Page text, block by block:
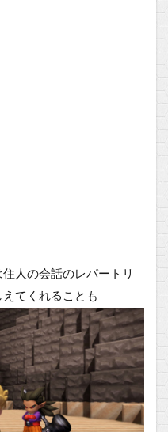
人の会話のレパートリ
てくれることも